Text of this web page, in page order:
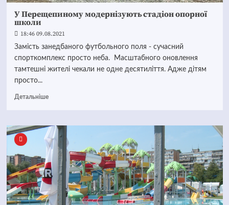
У Перещепиному модернізують стадіон опорної
школи
18:46 09.08.2021
Замість занедбаного футбольного поля - сучасний
спорткомплекс просто неба. Масштабного оновлення
тамтешні жителі чекали не одне десятиліття. Адже дітям
просто...
Детальніше